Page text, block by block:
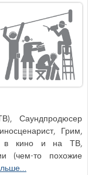
Саундпродюсер
Грим,
в кино и на ТВ,
(чем-то похожие